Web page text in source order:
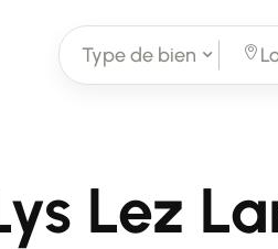
Type de bien
Lez